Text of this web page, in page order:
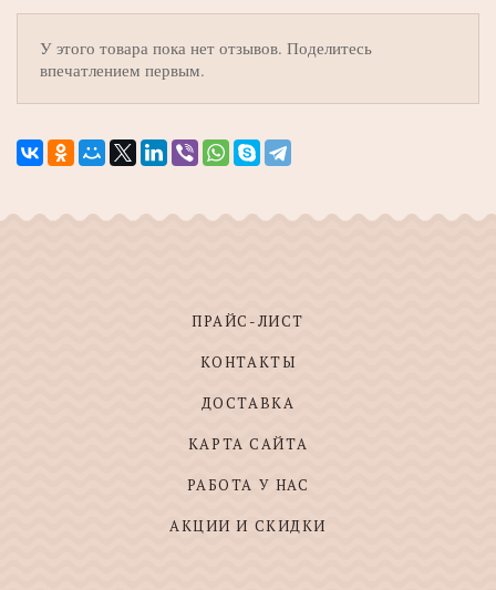
У этого товара пока нет отзывов. Поделитесь
впечатлением первым.
ПРАЙС-ЛИСТ
КОНТАКТЫ
ДОСТАВКА
КАРТА САЙТА
РАБОТА У НАС
АКЦИИ И СКИДКИ